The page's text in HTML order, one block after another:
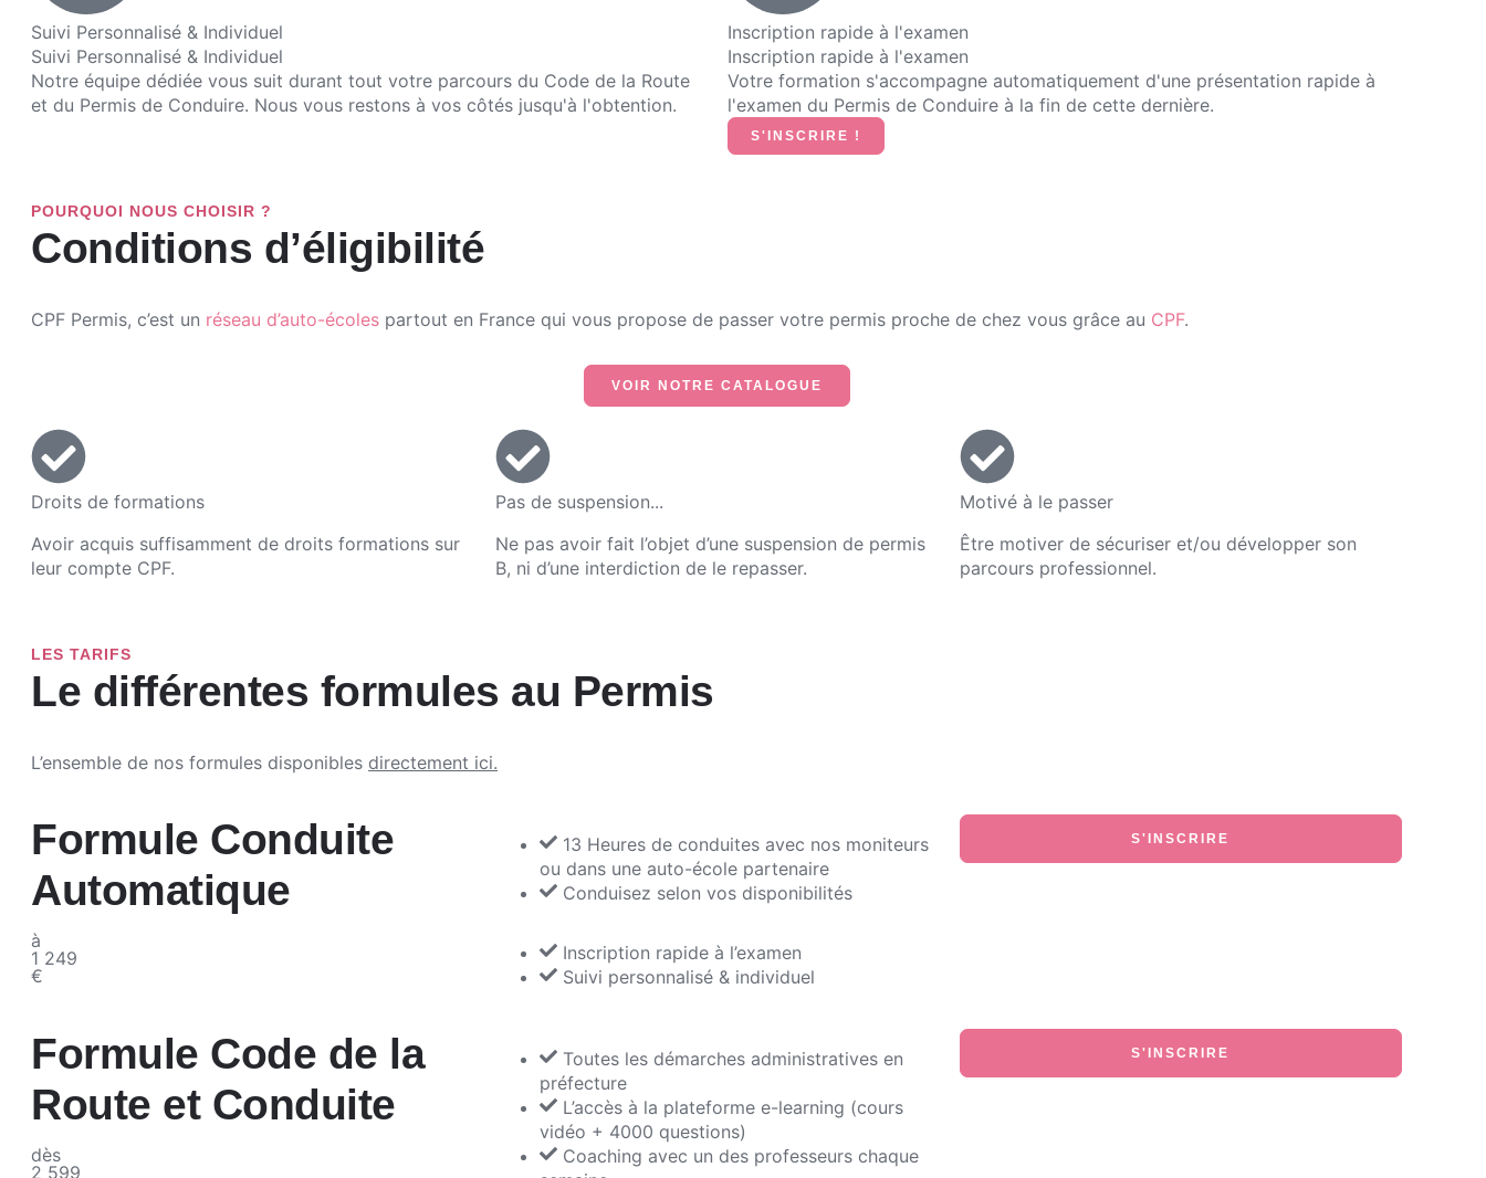
Suivi Personnalisé & Individuel
Suivi Personnalisé & Individuel
Notre équipe dédiée vous suit durant tout votre parcours du Code de la Route
et du Permis de Conduire. Nous vous restons à vos côtés jusqu'à l'obtention.
Inscription rapide à l'examen
Inscription rapide à l'examen
Votre formation s'accompagne automatiquement d'une présentation rapide à
l'examen du Permis de Conduire à la fin de cette dernière.
S'INSCRIRE !
POURQUOI NOUS CHOISIR ?
Conditions d’éligibilité
CPF Permis, c’est un réseau d’auto-écoles partout en France qui vous propose de passer votre permis proche de chez vous grâce au CPF.
VOIR NOTRE CATALOGUE
Droits de formations
Avoir acquis suffisamment de droits formations sur
leur compte CPF.
Pas de suspension...
Ne pas avoir fait l’objet d’une suspension de permis
B, ni d’une interdiction de le repasser.
Motivé à le passer
Être motiver de sécuriser et/ou développer son
parcours professionnel.
LES TARIFS
Le différentes formules au Permis
L’ensemble de nos formules disponibles directement ici.
Formule Conduite
Automatique
à
1 249
€
13 Heures de conduites avec nos moniteurs
ou dans une auto-école partenaire
Conduisez selon vos disponibilités
Inscription rapide à l’examen
Suivi personnalisé & individuel
S'INSCRIRE
Formule Code de la
Route et Conduite
dès
2 599
Toutes les démarches administratives en
préfecture
L’accès à la plateforme e-learning (cours
vidéo + 4000 questions)
Coaching avec un des professeurs chaque
S'INSCRIRE